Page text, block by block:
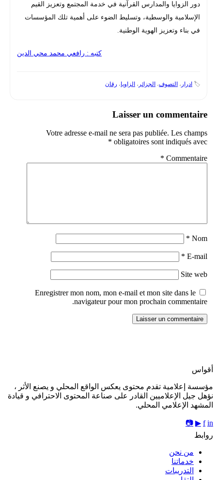
دور الزوايا والمدارس القرآنية في خدمة المجتمع وتعزيز القيم
الإسلامية والوسطية، وتسليط الضوء على أهمية تلك المؤسسات
في بناء وتعزيز الهوية الوطنية.
كتبه : رافعي محمد محي الدين
🏷️ ادرار ، التصوف، الجزائر ، الزاويا، رقان
Laisser un commentaire
Votre adresse e-mail ne sera pas publiée. Les champs
obligatoires sont indiqués avec
*
Commentaire
*
Nom
*
E-mail
*
Site web
Enregistrer mon nom, mon e-mail et mon site dans le
navigateur pour mon prochain commentaire.
أقواس
مؤسسة إعلامية تقدم محتوى يعكس الواقع المحلي و يصنع الأثر ،
نؤهل جيل الإعلاميين القادر على صناعة المحتوى الاحترافي و قيادة
المشهد الإعلامي المحلي.
f in
▶
📷
روابط
من نحن
خدماتنا
التدريبات